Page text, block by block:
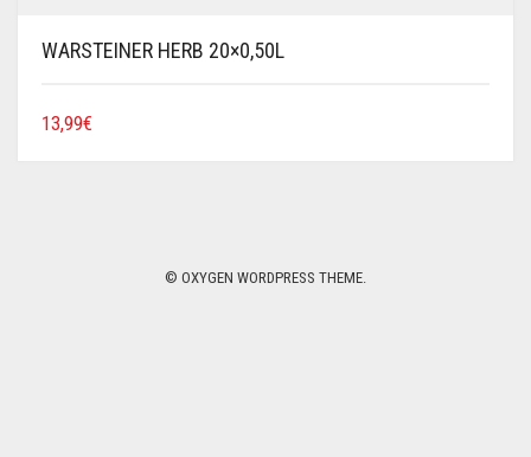
WARSTEINER HERB 20×0,50L
13,99€
© OXYGEN WORDPRESS THEME.